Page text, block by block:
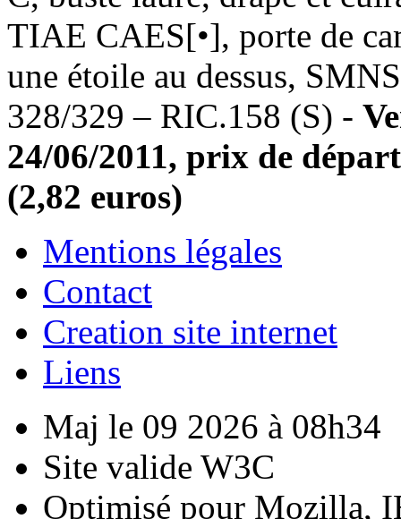
TIAE CAES[•], porte de
une étoile au dessus,
328/329 – RIC.158 (S) -
24/06/2011, prix de
(2,82 euros)
Mentions légales
Contact
Creation site internet
Liens
Maj le 09 2026 à 08h34
Site valide W3C
Optimisé pour Mozilla,